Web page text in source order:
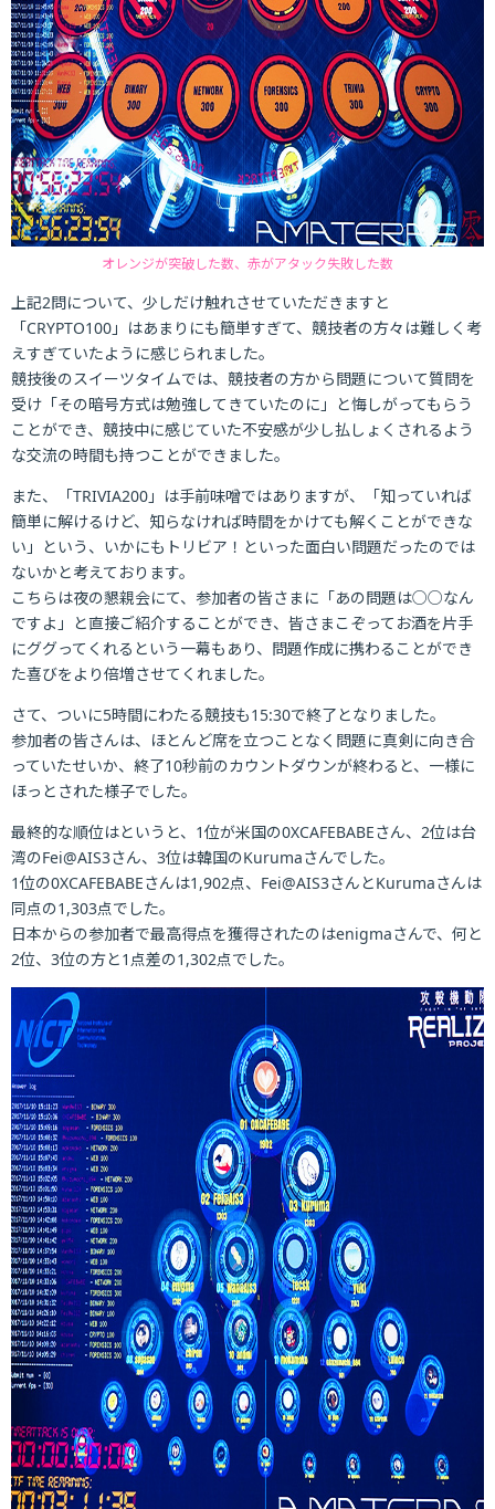
オレンジが突破した数、赤がアタック失敗した数
上記2問について、少しだけ触れさせていただきますと
「CRYPTO100」はあまりにも簡単すぎて、競技者の方々は難しく考
えすぎていたように感じられました。
競技後のスイーツタイムでは、競技者の方から問題について質問を
受け「その暗号方式は勉強してきていたのに」と悔しがってもらう
ことができ、競技中に感じていた不安感が少し払しょくされるよう
な交流の時間も持つことができました。
また、「TRIVIA200」は手前味噌ではありますが、「知っていれば
簡単に解けるけど、知らなければ時間をかけても解くことができな
い」という、いかにもトリビア！といった面白い問題だったのでは
ないかと考えております。
こちらは夜の懇親会にて、参加者の皆さまに「あの問題は○○なん
ですよ」と直接ご紹介することができ、皆さまこぞってお酒を片手
にググってくれるという一幕もあり、問題作成に携わることができ
た喜びをより倍増させてくれました。
さて、ついに5時間にわたる競技も15:30で終了となりました。
参加者の皆さんは、ほとんど席を立つことなく問題に真剣に向き合
っていたせいか、終了10秒前のカウントダウンが終わると、一様に
ほっとされた様子でした。
最終的な順位はというと、1位が米国の0XCAFEBABEさん、2位は台
湾のFei@AIS3さん、3位は韓国のKurumaさんでした。
1位の0XCAFEBABEさんは1,902点、Fei@AIS3さんとKurumaさんは
同点の1,303点でした。
日本からの参加者で最高得点を獲得されたのはenigmaさんで、何と
2位、3位の方と1点差の1,302点でした。